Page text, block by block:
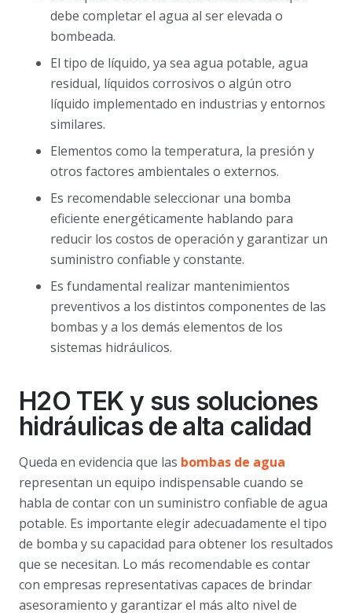
debe completar el agua al ser elevada o
bombeada.
El tipo de líquido, ya sea agua potable, agua
residual, líquidos corrosivos o algún otro
líquido implementado en industrias y entornos
similares.
Elementos como la temperatura, la presión y
otros factores ambientales o externos.
Es recomendable seleccionar una bomba
eficiente energéticamente hablando para
reducir los costos de operación y garantizar un
suministro confiable y constante.
Es fundamental realizar mantenimientos
preventivos a los distintos componentes de las
bombas y a los demás elementos de los
sistemas hidráulicos.
H2O TEK y sus soluciones
hidráulicas de alta calidad
Queda en evidencia que las bombas de agua
representan un equipo indispensable cuando se
habla de contar con un suministro confiable de agua
potable. Es importante elegir adecuadamente el tipo
de bomba y su capacidad para obtener los resultados
que se necesitan. Lo más recomendable es contar
con empresas representativas capaces de brindar
asesoramiento y garantizar el más alto nivel de